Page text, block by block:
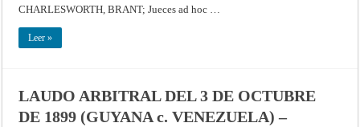
DE
contra
ISRAEL)
Providencia
CHARLESWORTH, BRANT; Jueces ad hoc …
Leer »
LAUDO ARBITRAL DEL 3 DE OCTUBRE
DE 1899 (GUYANA c. VENEZUELA) –